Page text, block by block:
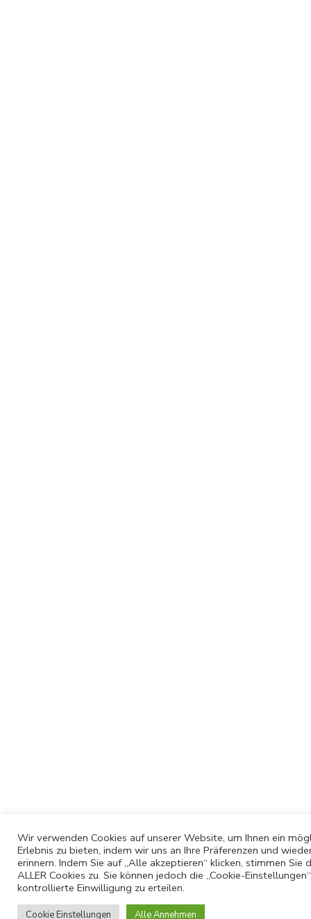
Wir verwenden Cookies auf unserer Website, um Ihnen ein
Erlebnis zu bieten, indem wir uns an Ihre Präferenzen und
erinnern. Indem Sie auf „Alle akzeptieren“ klicken, stimmen Sie
ALLER Cookies zu. Sie können jedoch die „Cookie-
kontrollierte Einwilligung zu erteilen.
Cookie Einstellungen Alle Annehmen